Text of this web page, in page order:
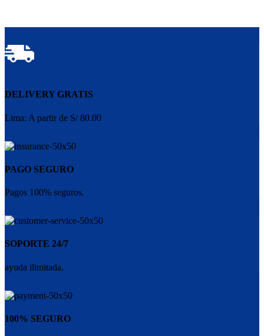
DELIVERY GRATIS
Lima: A partir de S/ 80.00
PAGO SEGURO
Pagos 100% seguros.
SOPORTE 24/7
ayuda ilimitada.
100% SEGURO